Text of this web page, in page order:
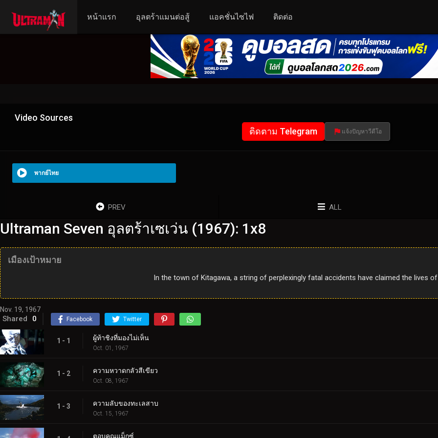
หน้าแรก อุลตร้าแมนต่อสู้ แอคชั่นไซไฟ ติดต่อ
Video Sources
ติดตาม Telegram แจ้งปัญหาวีดีโอ
พากย์ไทย
PREV ALL
Ultraman Seven อุลตร้าเซเว่น (1967): 1x8
เมืองเป้าหมาย
In the town of Kitagawa, a string of perplexingly fatal accidents have claimed the lives
Nov. 19, 1967
Shared 0 Facebook Twitter
1 - 1 ผู้ท้าชิงที่มองไม่เห็น
Oct. 01, 1967
1 - 2 ความหวาดกลัวสีเขียว
Oct. 08, 1967
1 - 3 ความลับของทะเลสาบ
Oct. 15, 1967
ตอบคุณแม็กซ์